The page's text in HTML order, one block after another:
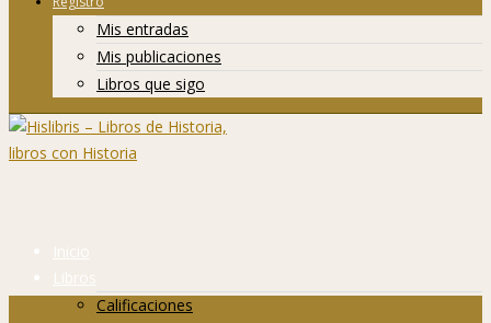
Mis entradas
Mis publicaciones
Libros que sigo
Inicio
Libros
Calificaciones